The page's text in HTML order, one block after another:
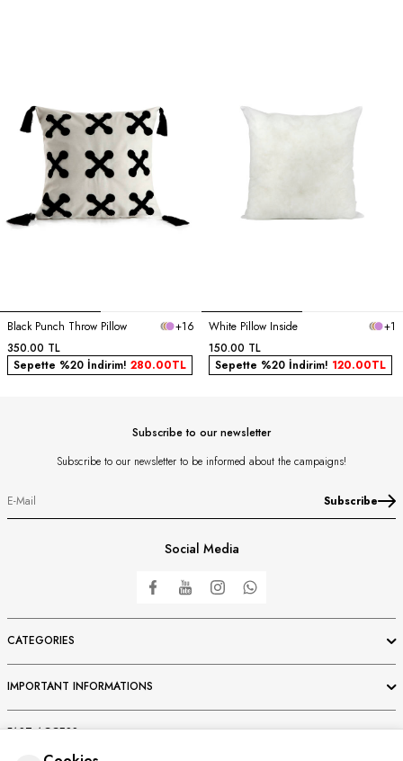
Black Punch Throw Pillow
+16
350.00 TL
Sepette %20 İndirim! 280.00TL
White Pillow Inside
+1
150.00 TL
Sepette %20 İndirim! 120.00TL
Subscribe to our newsletter
Subscribe to our newsletter to be informed about the campaigns!
Subscribe
Social Media
CATEGORIES
IMPORTANT INFORMATIONS
FAST ACCESS